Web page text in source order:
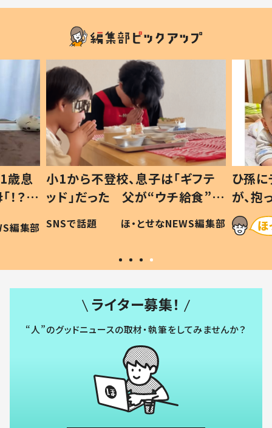
歳息
？」
編集部
小1から不登校、息子は「ギフテ
ッド」だった 父が“ウチ給食”を
作り続ける理由とは #令和の親
#令和の子
SNSで話題 ほ・とせなNEWS編集部
ひ孫
が、
「涙が
い」
ライター募集！
“人”のグッドニュースの取材・執筆をしてみませんか？